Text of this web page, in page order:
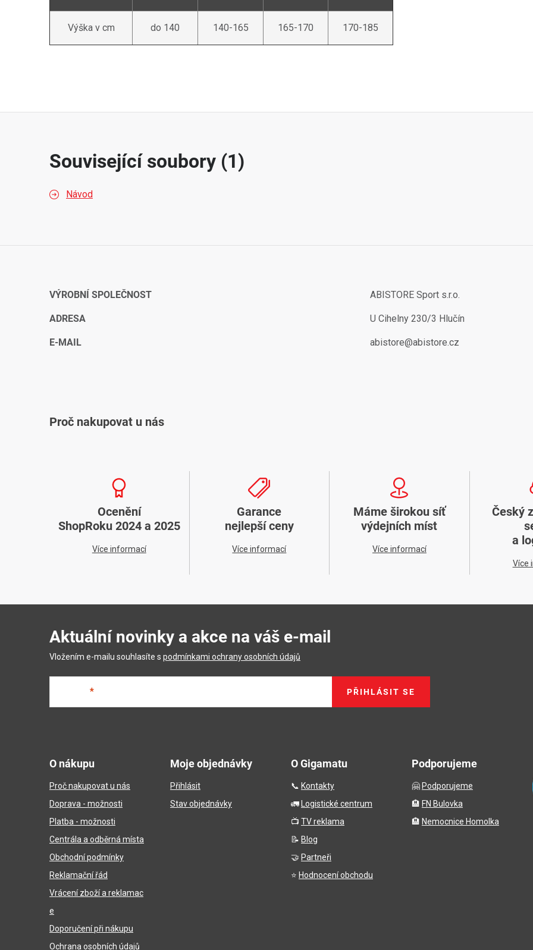
Výška v cm do 140 140-165 165-170 170-185
Související soubory (1)
Návod
VÝROBNÍ SPOLEČNOST ABISTORE Sport s.r.o.
ADRESA U Cihelny 230/3 Hlučín
E-MAIL abistore@abistore.cz
Proč nakupovat u nás
Ocenění
ShopRoku 2024 a 2025
Více informací
Garance
nejlepší ceny
Více informací
Máme širokou síť
výdejních míst
Více informací
Český
a
Více
Aktuální novinky a akce na váš e-mail
Vložením e-mailu souhlasíte s podmínkami ochrany osobních údajů
PŘIHLÁSIT SE
O nákupu
Proč nakupovat u nás
Doprava - možnosti
Platba - možnosti
Centrála a odběrná místa
Obchodní podmínky
Reklamační řád
Vrácení zboží a reklamac
e
Doporučení při nákupu
Ochrana osobních údajů
Moje objednávky
Přihlásit
Stav objednávky
O Gigamatu
📞 Kontakty
🚛
Logistické centrum
📺 TV reklama
📝 Blog
🤝 Partneři
⭐ Hodnocení obchodu
Podporujeme
🤗 Podporujeme
🏨 FN Bulovka
🏨 Nemocnice Homolka